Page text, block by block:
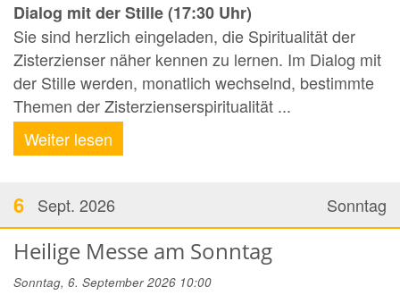
Dialog mit der Stille (17:30 Uhr)
Sie sind herzlich eingeladen, die Spiritualität der
Zisterzienser näher kennen zu lernen. Im Dialog mit
der Stille werden, monatlich wechselnd, bestimmte
Themen der Zisterzienserspiritualität ...
Weiter lesen
Sonntag
6 Sept. 2026
Heilige Messe am Sonntag
Sonntag, 6. September 2026 10:00